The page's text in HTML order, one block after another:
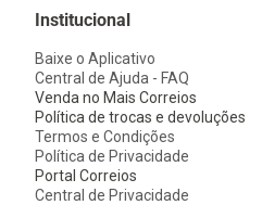
Institucional
Baixe o Aplicativo
Central de Ajuda - FAQ
Venda no Mais Correios
Política de trocas e devoluções
Termos e Condições
Política de Privacidade
Portal Correios
Central de Privacidade